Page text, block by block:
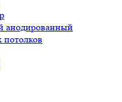
анодированный